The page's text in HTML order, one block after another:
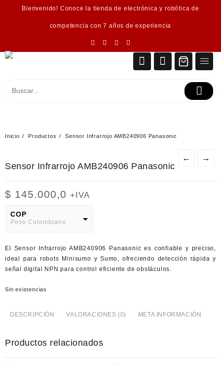
Bienvenido! Conoce la tienda de electrónica y robótica de
competencia con 7 años de experiencia
Inicio Productos Sensor Infrarrojo AMB240906 Panasonic
← →
Sensor Infrarrojo AMB240906 Panasonic
$ 145.000,0 +IVA
COP
Peso Colombiano
American Dollar
El Sensor Infrarrojo AMB240906 Panasonic es confiable y preciso,
ideal para robots Minisumo y Sumo, ofreciendo detección rápida y
señal digital NPN para control eficiente de obstáculos.
Sin existencias
DESCRIPCIÓN VALORACIONES (0) META INFORMACIÓN
Productos relacionados